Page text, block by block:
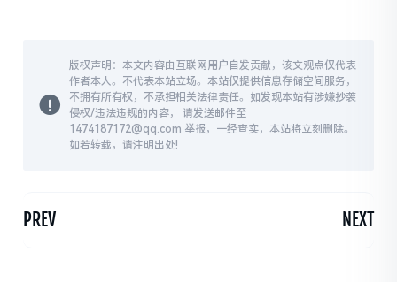
版权声明：本文内容由互联网用户自发贡献，该文观点仅代表
作者本人。不代表本站立场。本站仅提供信息存储空间服务，
不拥有所有权，不承担相关法律责任。如发现本站有涉嫌抄袭
侵权/违法违规的内容， 请发送邮件至
1474187172@qq.com 举报，一经查实，本站将立刻删除。
如若转载，请注明出处!
PREV NEXT